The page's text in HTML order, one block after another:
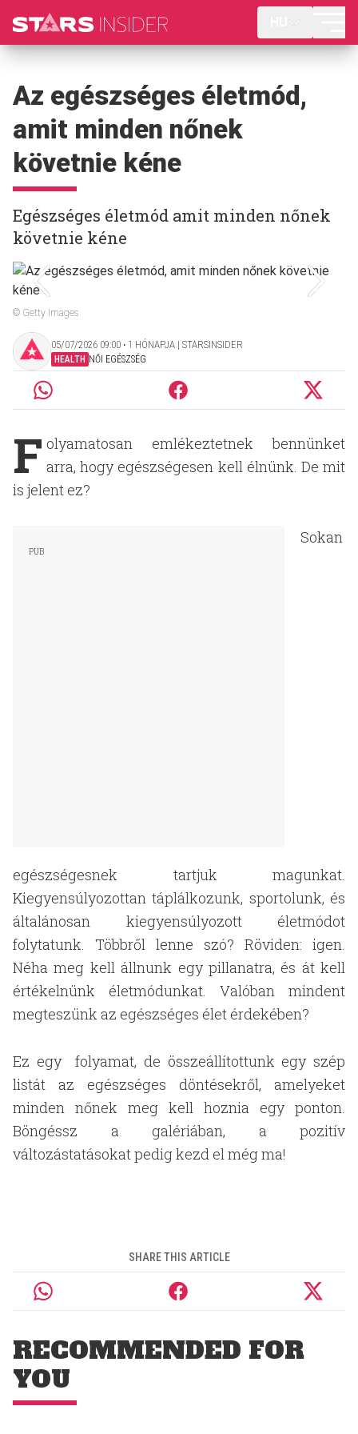
Az egészséges életmód,
amit minden nőnek
követnie kéne
Egészséges életmód amit minden nőnek
követnie kéne
© Getty Images
05/07/2026 09:00 ‧ 1 HÓNAPJA | STARSINSIDER
HEALTH NŐI EGÉSZSÉG
F olyamatosan emlékeztetnek bennünket
arra, hogy egészségesen kell élnünk. De mit
is jelent ez?
Sokan
egészségesnek tartjuk magunkat.
Kiegyensúlyozottan táplálkozunk, sportolunk, és
általánosan kiegyensúlyozott életmódot
folytatunk. Többről lenne szó? Röviden: igen.
Néha meg kell állnunk egy pillanatra, és át kell
értékelnünk életmódunkat. Valóban mindent
megteszünk az egészséges élet érdekében?
Ez egy folyamat, de összeállítottunk egy szép
listát az egészséges döntésekről, amelyeket
minden nőnek meg kell hoznia egy ponton.
Böngéssz a galériában, a pozitív
változástatásokat pedig kezd el még ma!
SHARE THIS ARTICLE
RECOMMENDED FOR
YOU